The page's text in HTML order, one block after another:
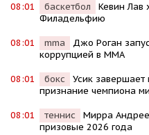
08:01 баскетбол
Кевин Лав
Филадельфию
08:01 mma
Джо Роган
коррупцией в MMA
08:01 бокс
Усик
признание чемпиона
08:01 теннис
Мирра
призовые 2026 года